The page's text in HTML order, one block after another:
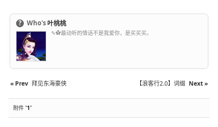
? Who's 叶桃桃
✎✿最动听的情话不是我爱你，是买买买。
« Prev 拜见东海豪侠 【浪客行2.0】词缀 Next »
附件 '1'